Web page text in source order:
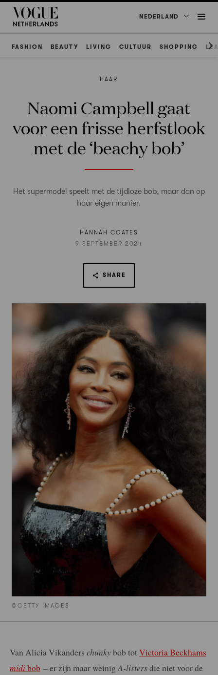
NEDERLAND
FASHION BEAUTY LIVING CULTUUR SHOPPING
©GETTY IMAGES
HAAR
Naomi Campbell gaat
voor een frisse herfstlook
met de ‘beachy bob’
Het supermodel speelt met de tijdloze bob, maar dan op
haar eigen manier.
HANNAH COATES
9 SEPTEMBER 2024
SHARE
Van Alicia Vikanders chunkybob totVictoria Beckhams
midibob – er zijn maar weinig A-listersdie niet voor de